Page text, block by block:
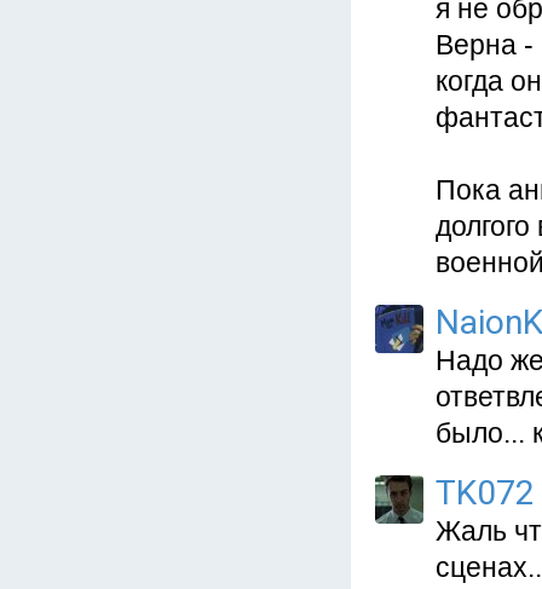
я не
Верна -
когда
Пока
Надо же
было...
TK072
Жаль